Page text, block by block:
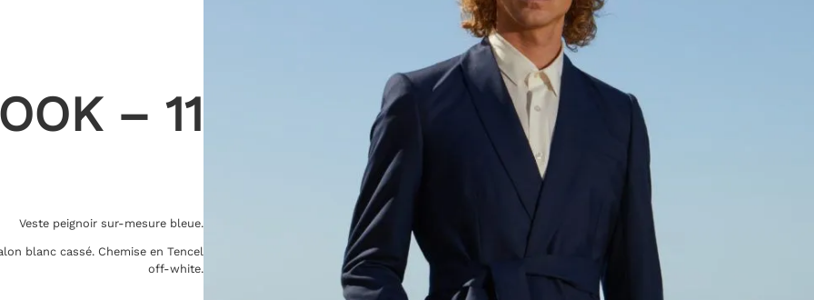
– 11
Veste peignoir sur-mesure bleue.
blanc cassé. Chemise en Tencel
off-white.